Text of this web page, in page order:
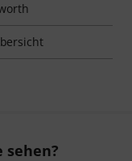
sehen?